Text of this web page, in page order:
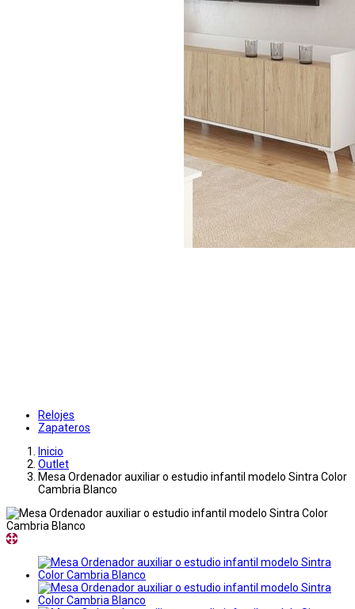
Relojes
Zapateros
Inicio
Outlet
Mesa Ordenador auxiliar o estudio infantil modelo Sintra Color
Cambria Blanco